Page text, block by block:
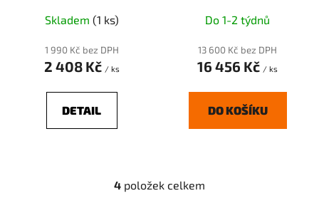
Skladem (1 ks)
1 990 Kč bez DPH
2 408 Kč / ks
DETAIL
Do 1-2 týdnů
13 600 Kč bez DPH
16 456 Kč / ks
DO KOŠÍKU
O
4 položek celkem